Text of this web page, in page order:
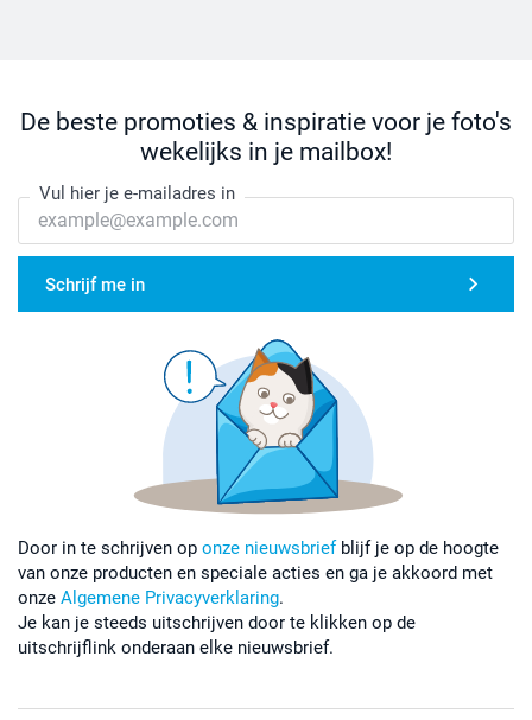
De beste promoties & inspiratie voor je foto's
wekelijks in je mailbox!
Vul hier je e-mailadres in
Schrijf me in
Door in te schrijven op onze nieuwsbrief blijf je op de hoogte
van onze producten en speciale acties en ga je akkoord met
onze Algemene Privacyverklaring.
Je kan je steeds uitschrijven door te klikken op de
uitschrijflink onderaan elke nieuwsbrief.